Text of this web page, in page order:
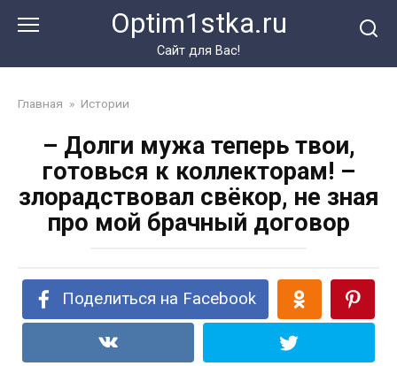
Optim1stka.ru
Сайт для Вас!
Главная » Истории
– Долги мужа теперь твои,
готовься к коллекторам! –
злорадствовал свёкор, не зная
про мой брачный договор
Поделиться на Facebook